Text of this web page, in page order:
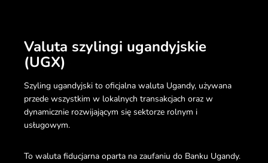
Valuta szylingi ugandyjskie
(UGX)
Szyling ugandyjski to oficjalna waluta Ugandy, używana
przede wszystkim w lokalnych transakcjach oraz w
dynamicznie rozwijającym się sektorze rolnym i
usługowym.
To waluta fiducjarna oparta na zaufaniu do Banku Ugandy.